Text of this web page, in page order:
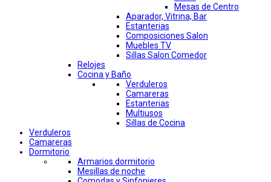
Mesas de Centro
Aparador, Vitrina, Bar
Estanterias
Composiciones Salon
Muebles TV
Sillas Salon Comedor
Relojes
Cocina y Baño
Verduleros
Camareras
Estanterias
Multiusos
Sillas de Cocina
Verduleros
Camareras
Dormitorio
Armarios dormitorio
Mesillas de noche